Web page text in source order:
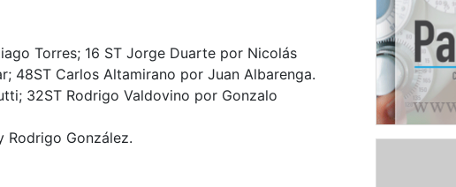
Torres; 16 ST Jorge Duarte por Nicolás
48ST Carlos Altamirano por Juan Albarenga.
32ST Rodrigo Valdovino por Gonzalo
Rodrigo González.